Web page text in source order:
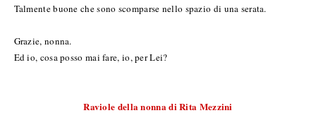
Talmente buone che sono scomparse nello spazio di una serata.
Grazie, nonna.
Ed io, cosa posso mai fare, io, per Lei?
Raviole della nonna di Rita Mezzini